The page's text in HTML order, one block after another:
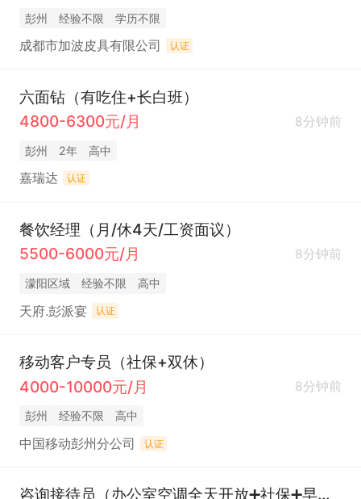
彭州 经验不限 学历不限
成都市加波皮具有限公司 认证
六面钻（有吃住+长白班）
4800-6300元/月
8分钟前
彭州 2年 高中
嘉瑞达 认证
餐饮经理（月/休4天/工资面议）
5500-6000元/月
8分钟前
濛阳区域 经验不限 高中
天府.彭派宴 认证
移动客户专员（社保+双休）
4000-10000元/月
8分钟前
彭州 经验不限 高中
中国移动彭州分公司 认证
咨询接待员（办公室空调全天开放➕社保➕早九晚五➕包吃住➕奖金➕周六周末休/法定节假日）